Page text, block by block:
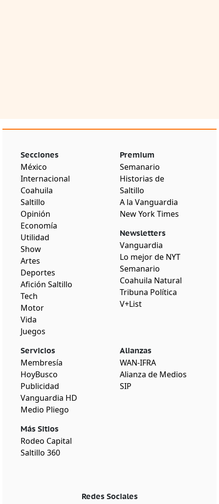
Secciones
México
Internacional
Coahuila
Saltillo
Opinión
Economía
Utilidad
Show
Artes
Deportes
Afición Saltillo
Tech
Motor
Vida
Juegos
Premium
Semanario
Historias de
Saltillo
A la Vanguardia
New York Times
Newsletters
Vanguardia
Lo mejor de NYT
Semanario
Coahuila Natural
Tribuna Política
V+List
Servicios
Membresía
HoyBusco
Publicidad
Vanguardia HD
Medio Pliego
Más Sitios
Rodeo Capital
Saltillo 360
Alianzas
WAN-IFRA
Alianza de Medios
SIP
Redes Sociales